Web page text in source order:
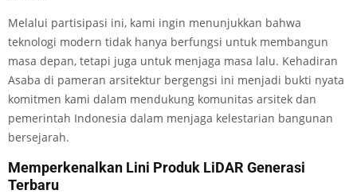
Melalui partisipasi ini, kami ingin menunjukkan bahwa
teknologi modern tidak hanya berfungsi untuk membangun
masa depan, tetapi juga untuk menjaga masa lalu. Kehadiran
Asaba di pameran arsitektur bergengsi ini menjadi bukti nyata
komitmen kami dalam mendukung komunitas arsitek dan
pemerintah Indonesia dalam menjaga kelestarian bangunan
bersejarah.
Memperkenalkan Lini Produk LiDAR Generasi
Terbaru